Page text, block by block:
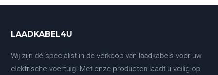
LAADKABEL4U
Wij zijn dé specialist in de verkoop van laadkabels voor uw
elektrische voertuig. Met onze producten laadt u veilig op